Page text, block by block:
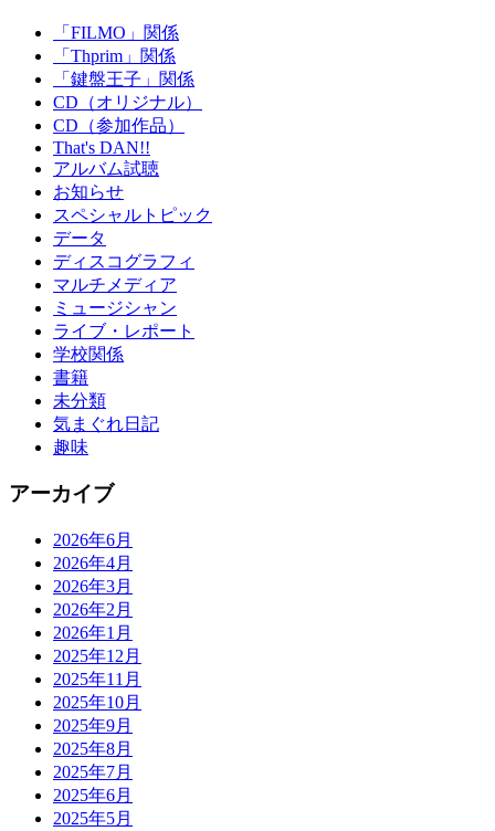
「FILMO」関係
「Thprim」関係
「鍵盤王子」関係
CD（オリジナル）
CD（参加作品）
That's DAN!!
アルバム試聴
お知らせ
スペシャルトピック
データ
ディスコグラフィ
マルチメディア
ミュージシャン
ライブ・レポート
学校関係
書籍
未分類
気まぐれ日記
趣味
アーカイブ
2026年6月
2026年4月
2026年3月
2026年2月
2026年1月
2025年12月
2025年11月
2025年10月
2025年9月
2025年8月
2025年7月
2025年6月
2025年5月